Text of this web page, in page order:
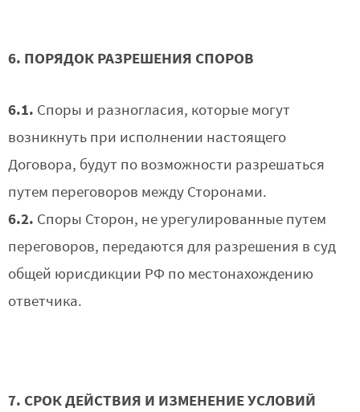
6. ПОРЯДОК РАЗРЕШЕНИЯ СПОРОВ
6.1. Споры и разногласия, которые могут
возникнуть при исполнении настоящего
Договора, будут по возможности разрешаться
путем переговоров между Сторонами.
6.2. Споры Сторон, не урегулированные путем
переговоров, передаются для разрешения в суд
общей юрисдикции РФ по местонахождению
ответчика.
7. СРОК ДЕЙСТВИЯ И ИЗМЕНЕНИЕ УСЛОВИЙ